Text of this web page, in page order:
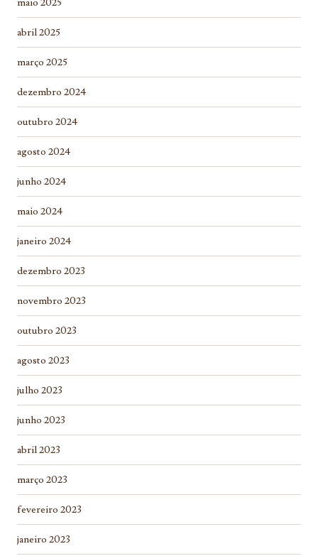
abril 2025
março 2025
dezembro 2024
outubro 2024
agosto 2024
junho 2024
maio 2024
janeiro 2024
dezembro 2023
novembro 2023
outubro 2023
agosto 2023
julho 2023
junho 2023
abril 2023
março 2023
fevereiro 2023
janeiro 2023